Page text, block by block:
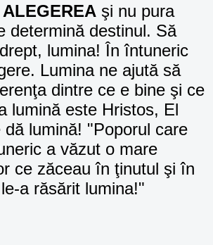
ALEGEREA şi nu pura
determină destinul. Să
lumina! În întuneric
Lumina ne ajută să
dintre ce e bine şi ce
lumină este Hristos, El
dă lumină! "Poporul care
a văzut o mare
ce zăceau în ţinutul şi în
a răsărit lumina!"